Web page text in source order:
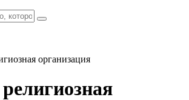
организация